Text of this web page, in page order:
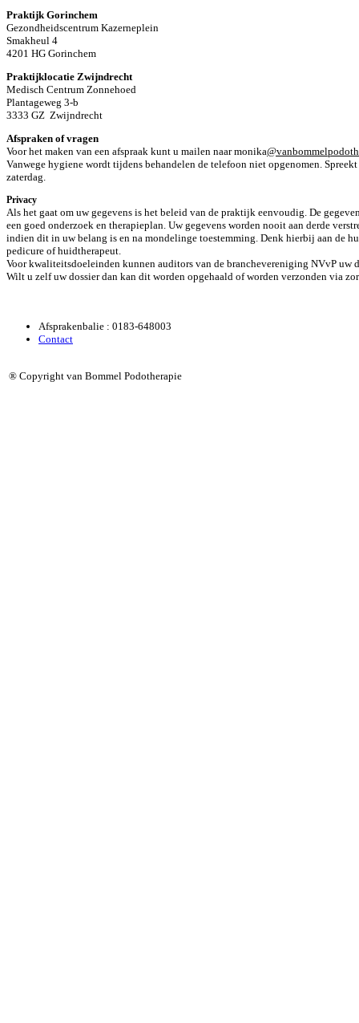
Praktijk Gorinchem
Gezondheidscentrum Kazerneplein
Smakheul 4
4201 HG Gorinchem
Praktijklocatie Zwijndrecht
Medisch Centrum Zonnehoed
Plantageweg 3-b
3333 GZ Zwijndrecht
Afspraken of vragen
Voor het maken van een afspraak kunt u mailen naarmonika
Vanwege hygiene wordt tijdens behandelen de telefoon niet opgenomen.
zaterdag.
Privacy
Als het gaat om uw gegevens is het beleid van de praktijk eenvoudig. De
een goed onderzoek en therapieplan. Uw gegevens worden nooit aan derde
indien dit in uw belang is en na mondelinge toestemming. Denk hierbij aan de
pedicure of huidtherapeut.
Voor kwaliteitsdoeleinden kunnen auditors van de branchevereniging NVvP uw
Wilt u zelf uw dossier dan kan dit worden opgehaald of worden verzonden via
Afsprakenbalie : 0183-648003
Contact
® Copyright van Bommel Podotherapie